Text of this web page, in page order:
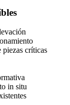
piezas críticas
in situ